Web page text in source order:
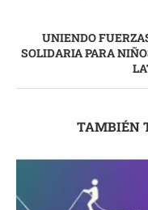
UNIENDO
SOLIDARIA PARA
TAMBIÉN